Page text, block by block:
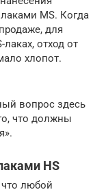
MS. Когда
для
отход от
хлопот.
вопрос здесь
что должны
HS
любой